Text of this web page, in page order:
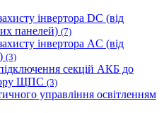
інвертора DC (від
панелей) (7)
інвертора AC (від
(3)
секцій АКБ до
ЩПС (3)
управління освітленням